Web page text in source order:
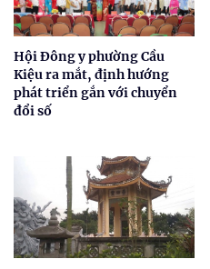
Hội Đông y phường Cầu
Kiệu ra mắt, định hướng
phát triển gắn với chuyển
đổi số